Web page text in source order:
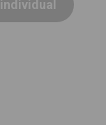
individual